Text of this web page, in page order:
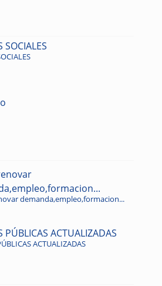
SOCIALES
demanda,empleo,formacion...
PÚBLICAS ACTUALIZADAS
ACTUALIZADAS